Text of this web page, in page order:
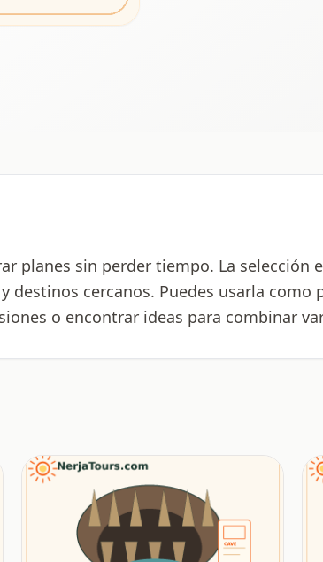
planes sin perder tiempo. La selección
destinos cercanos. Puedes usarla como
o encontrar ideas para combinar